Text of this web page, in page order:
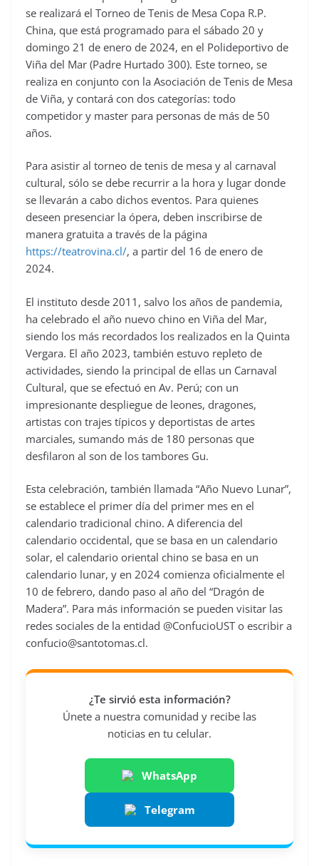
se realizará el Torneo de Tenis de Mesa Copa R.P.
China, que está programado para el sábado 20 y
domingo 21 de enero de 2024, en el Polideportivo de
Viña del Mar (Padre Hurtado 300). Este torneo, se
realiza en conjunto con la Asociación de Tenis de Mesa
de Viña, y contará con dos categorías: todo
competidor y master para personas de más de 50
años.
Para asistir al torneo de tenis de mesa y al carnaval
cultural, sólo se debe recurrir a la hora y lugar donde
se llevarán a cabo dichos eventos. Para quienes
deseen presenciar la ópera, deben inscribirse de
manera gratuita a través de la página
https://teatrovina.cl/, a partir del 16 de enero de
2024.
El instituto desde 2011, salvo los años de pandemia,
ha celebrado el año nuevo chino en Viña del Mar,
siendo los más recordados los realizados en la Quinta
Vergara. El año 2023, también estuvo repleto de
actividades, siendo la principal de ellas un Carnaval
Cultural, que se efectuó en Av. Perú; con un
impresionante despliegue de leones, dragones,
artistas con trajes típicos y deportistas de artes
marciales, sumando más de 180 personas que
desfilaron al son de los tambores Gu.
Esta celebración, también llamada “Año Nuevo Lunar”,
se establece el primer día del primer mes en el
calendario tradicional chino. A diferencia del
calendario occidental, que se basa en un calendario
solar, el calendario oriental chino se basa en un
calendario lunar, y en 2024 comienza oficialmente el
10 de febrero, dando paso al año del “Dragón de
Madera”. Para más información se pueden visitar las
redes sociales de la entidad @ConfucioUST o escribir a
confucio@santotomas.cl.
¿Te sirvió esta información?
Únete a nuestra comunidad y recibe las
noticias en tu celular.
WhatsApp
Telegram